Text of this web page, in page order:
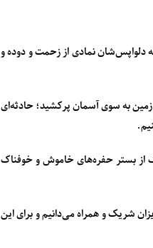
دلواپس‌شان نمادی از زحمت و دوده و
ذغال سنگ طبس، جان عزیز بیش از ۵۰ معدنچی از عمق زمین به سوی آسمان پرکشید؛ حادثه‌ای
از بستر حفره‌های خاموش و خوفناک
شریک و همراه می‌دانیم و برای این